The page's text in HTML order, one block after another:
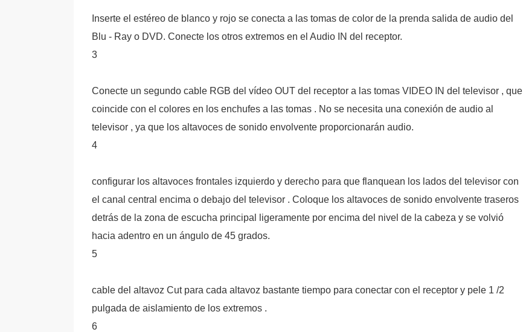
Inserte el estéreo de blanco y rojo se conecta a las tomas de color de la prenda salida de audio del
Blu - Ray o DVD. Conecte los otros extremos en el Audio IN del receptor.
3
Conecte un segundo cable RGB del vídeo OUT del receptor a las tomas VIDEO IN del televisor , que
coincide con el colores en los enchufes a las tomas . No se necesita una conexión de audio al
televisor , ya que los altavoces de sonido envolvente proporcionarán audio.
4
configurar los altavoces frontales izquierdo y derecho para que flanquean los lados del televisor con
el canal central encima o debajo del televisor . Coloque los altavoces de sonido envolvente traseros
detrás de la zona de escucha principal ligeramente por encima del nivel de la cabeza y se volvió
hacia adentro en un ángulo de 45 grados.
5
cable del altavoz Cut para cada altavoz bastante tiempo para conectar con el receptor y pele 1 /2
pulgada de aislamiento de los extremos .
6